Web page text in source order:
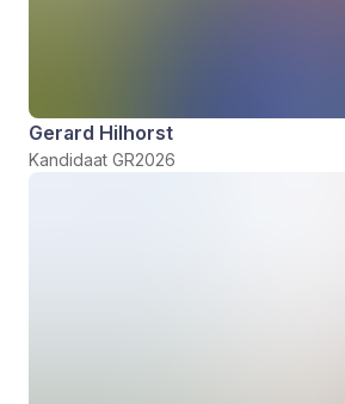
Gerard Hilhorst
Kandidaat GR2026